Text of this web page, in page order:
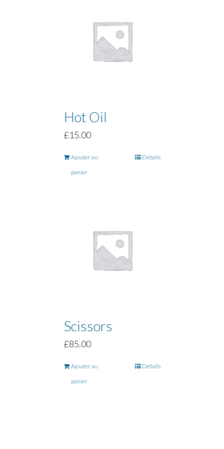
Hot Oil
£15.00
Ajouter au
panier
Détails
Scissors
£85.00
Ajouter au
panier
Détails